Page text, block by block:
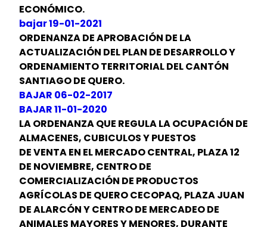
ECONÓMICO.
bajar 19-01-2021
ORDENANZA DE APROBACIÓN DE LA
ACTUALIZACIÓN DEL PLAN DE DESARROLLO Y
ORDENAMIENTO TERRITORIAL DEL CANTÓN
SANTIAGO DE QUERO.
BAJAR 06-02-2017
BAJAR 11-01-2020
LA ORDENANZA QUE REGULA LA OCUPACIÓN DE
ALMACENES, CUBICULOS Y PUESTOS
DE VENTA EN EL MERCADO CENTRAL, PLAZA 12
DE NOVIEMBRE, CENTRO DE
COMERCIALIZACIÓN DE PRODUCTOS
AGRÍCOLAS DE QUERO CECOPAQ, PLAZA JUAN
DE ALARCÓN Y CENTRO DE MERCADEO DE
ANIMALES MAYORES Y MENORES, DURANTE